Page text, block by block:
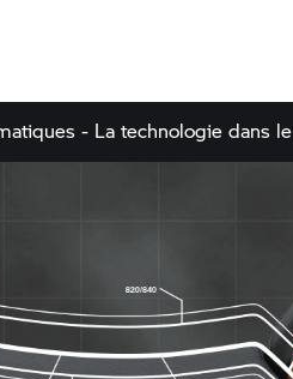
- La technologie dans